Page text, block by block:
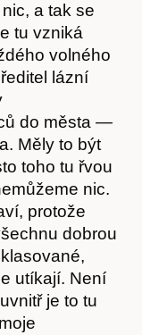
a tak se
tu vzniká
volného
lázní
do města —
Měly to být
toho tu řvou
nic.
protože
dobrou
utíkají. Není
je to tu